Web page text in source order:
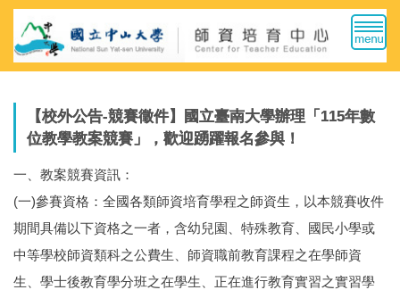
跳
到
主
要
【校外公告-競賽徵件】國立臺南大學辦理「115年數
位教學教案競賽」，歡迎踴躍報名參與！
一、教案競賽資訊：
(一)參賽資格：全國各類師資培育學程之師資生，以本競賽收件
期間具備以下資格之一者，含幼兒園、特殊教育、國民小學或
中等學校師資類科之公費生、師資職前教育課程之在學師資
生、學士後教育學分班之在學生、正在進行教育實習之實習學